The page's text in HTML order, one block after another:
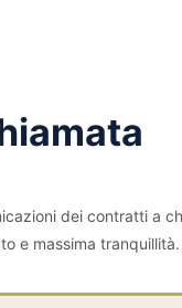
dei contratti a
e massima tranquillità.